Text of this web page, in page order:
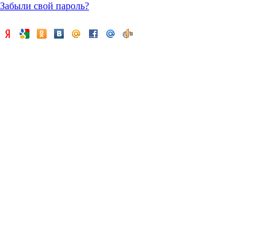
Забыли свой пароль?